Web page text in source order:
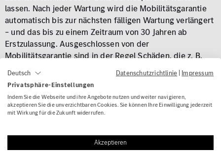
lassen. Nach jeder Wartung wird die Mobilitätsgarantie
automatisch bis zur nächsten fälligen Wartung verlängert
– und das bis zu einem Zeitraum von 30 Jahren ab
Erstzulassung. Ausgeschlossen von der
Mobilitätsgarantie sind in der Regel Schäden, die z. B.
durch lange Standzeiten ohne Wartung, normale
Verschleißteile oder Verbrauchsmaterialien entstehen.
Deutsch Datenschutzrichtlinie | Impressum
Privatsphäre-Einstellungen
Indem Sie die Webseite und ihre Angebote nutzen und weiter navigieren,
akzeptieren Sie die unverzichtbaren Cookies. Sie können Ihre Einwilligung jederzeit
mit Wirkung für die Zukunft widerrufen.
Akzeptieren